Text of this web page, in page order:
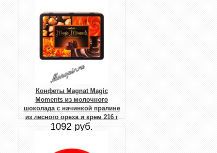
Конфеты Magnat Magic
Moments из молочного
шоколада с начинкой пралине
из лесного ореха и крем 216 г
1092 руб.